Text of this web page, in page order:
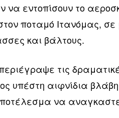
να εντοπίσουν το
ποταμό Ιτανόμας,
και βάλτους.
τις
υπέστη αιφνίδια
να